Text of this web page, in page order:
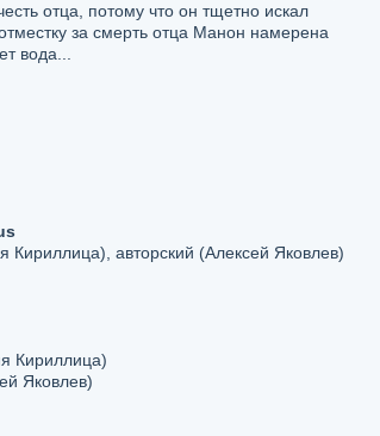
отца, потому что он тщетно искал
за смерть отца Манон намерена
вода...
Кириллица), авторский (Алексей Яковлев)
Кириллица)
Яковлев)